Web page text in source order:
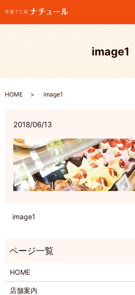
image1
HOME image1
2018/06/13
image1
HOME
店舗案内